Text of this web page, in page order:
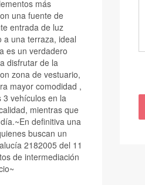
más
una fuente de
entrada de luz
a una terraza, ideal
es un verdadero
disfrutar de la
zona de vestuario,
mayor comodidad ,
vehículos en la
mientras que
definitiva una
buscan un
2182005 del 11
de intermediación